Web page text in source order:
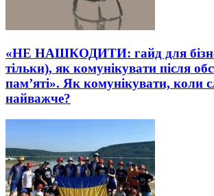
«НЕ НАШКОДИТИ: гайд для
тільки), як комунікувати після
пам’яті». Як комунікувати, коли
найважче?